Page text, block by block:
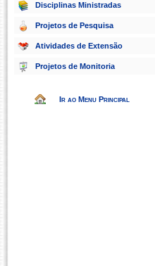
Disciplinas Ministradas
Projetos de Pesquisa
Atividades de Extensão
Projetos de Monitoria
Ir ao Menu Principal